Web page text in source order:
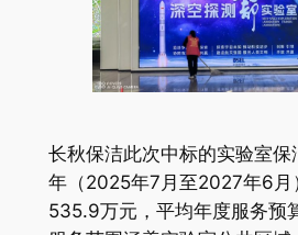
长秋保洁此次中标的实验室
年（2025年7月至2027年6月
535.9万元，平均年度服务预